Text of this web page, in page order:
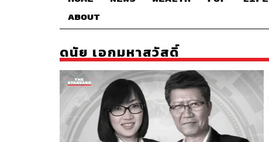
ABOUT
ดนัย เอกมหาสวัสดิ์